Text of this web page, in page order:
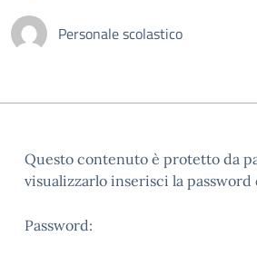
Personale scolastico
Questo contenuto è protetto da
visualizzarlo inserisci la password
Password: